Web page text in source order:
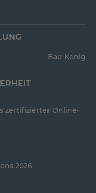
Bad König
zertifizierter Online-
2026